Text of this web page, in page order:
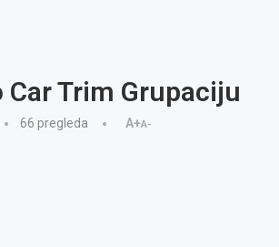
Trim Grupaciju
66 pregleda A+A-